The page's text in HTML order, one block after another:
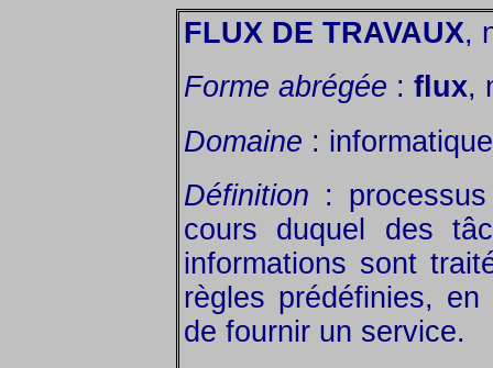
FLUX DE TRAVAUX,
Forme abrégée : flux,
Domaine :
Définition :
cours duquel des
informations sont
règles prédéfinies,
de fournir un service.